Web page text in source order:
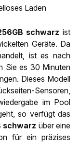
Laden
schwarz ist
Geräte. Da
ist es nach
Sie es 30 Minuten
Dieses Modell
Sensoren,
im Pool
so verfügt das
schwarz über eine
für ein präzises